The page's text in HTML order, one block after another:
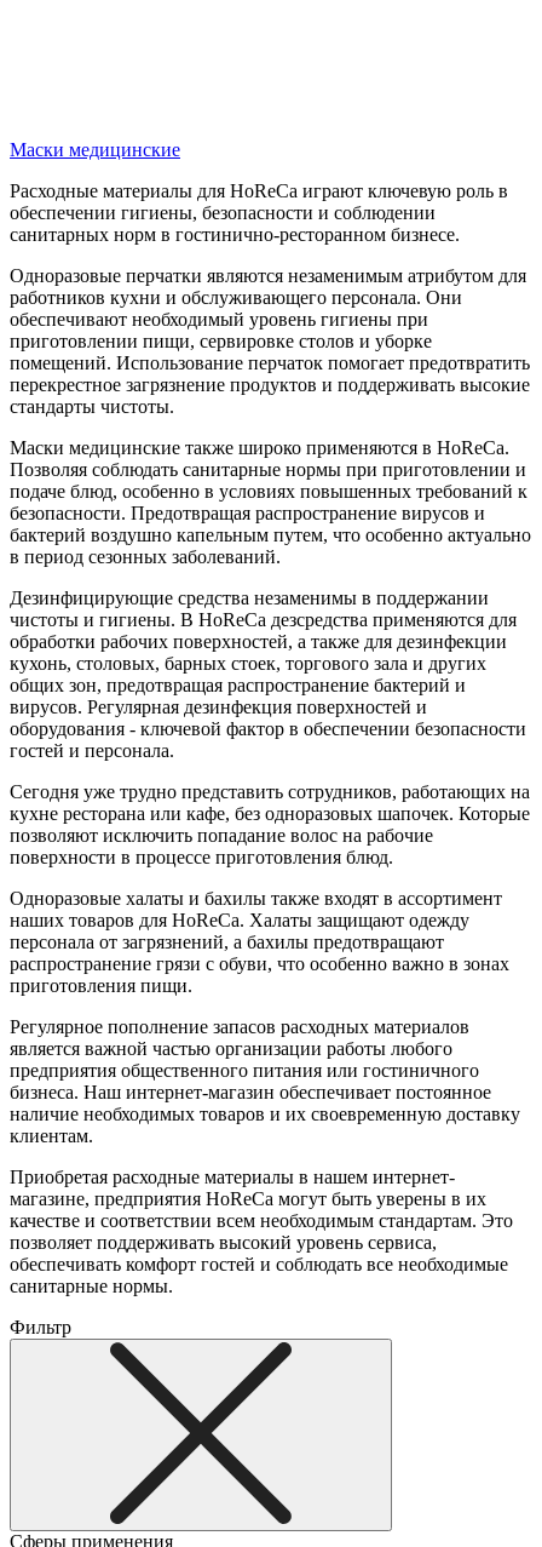
Маски медицинские
Расходные материалы для HoReCa играют ключевую роль в
обеспечении гигиены, безопасности и соблюдении
санитарных норм в гостинично-ресторанном бизнесе.
Одноразовые перчатки являются незаменимым атрибутом для
работников кухни и обслуживающего персонала. Они
обеспечивают необходимый уровень гигиены при
приготовлении пищи, сервировке столов и уборке
помещений. Использование перчаток помогает предотвратить
перекрестное загрязнение продуктов и поддерживать высокие
стандарты чистоты.
Маски медицинские также широко применяются в HoReCa.
Позволяя соблюдать санитарные нормы при приготовлении и
подаче блюд, особенно в условиях повышенных требований к
безопасности. Предотвращая распространение вирусов и
бактерий воздушно капельным путем, что особенно актуально
в период сезонных заболеваний.
Дезинфицирующие средства незаменимы в поддержании
чистоты и гигиены. В HoReCa дезсредства применяются для
обработки рабочих поверхностей, а также для дезинфекции
кухонь, столовых, барных стоек, торгового зала и других
общих зон, предотвращая распространение бактерий и
вирусов. Регулярная дезинфекция поверхностей и
оборудования - ключевой фактор в обеспечении безопасности
гостей и персонала.
Сегодня уже трудно представить сотрудников, работающих на
кухне ресторана или кафе, без одноразовых шапочек. Которые
позволяют исключить попадание волос на рабочие
поверхности в процессе приготовления блюд.
Одноразовые халаты и бахилы также входят в ассортимент
наших товаров для HoReCa. Халаты защищают одежду
персонала от загрязнений, а бахилы предотвращают
распространение грязи с обуви, что особенно важно в зонах
приготовления пищи.
Регулярное пополнение запасов расходных материалов
является важной частью организации работы любого
предприятия общественного питания или гостиничного
бизнеса. Наш интернет-магазин обеспечивает постоянное
наличие необходимых товаров и их своевременную доставку
клиентам.
Приобретая расходные материалы в нашем интернет-
магазине, предприятия HoReCa могут быть уверены в их
качестве и соответствии всем необходимым стандартам. Это
позволяет поддерживать высокий уровень сервиса,
обеспечивать комфорт гостей и соблюдать все необходимые
санитарные нормы.
Фильтр
Сферы применения